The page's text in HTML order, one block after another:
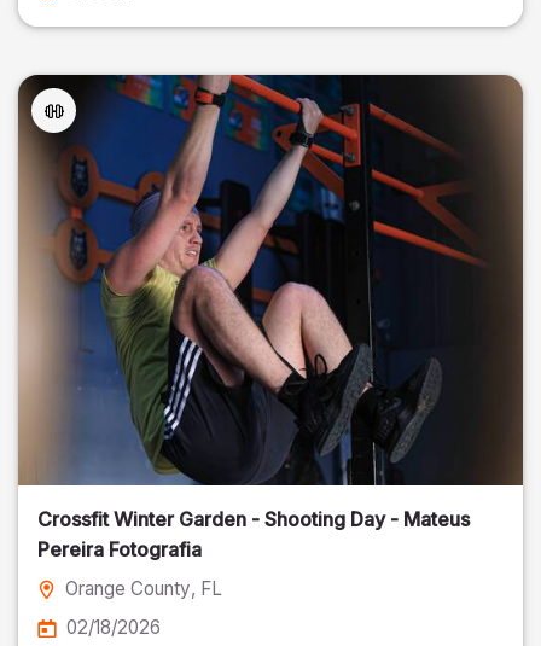
Crossfit Winter Garden - Shooting Day - Mateus
Pereira Fotografia
Orange County, FL
02/18/2026